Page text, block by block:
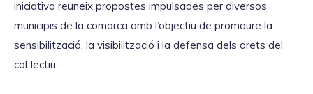
EMBED
iniciativa reuneix propostes impulsades per diversos
municipis de la comarca amb l’objectiu de promoure la
sensibilització, la visibilització i la defensa dels drets del
col·lectiu.